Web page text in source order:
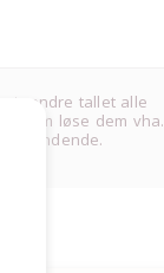
at ændre tallet alle
dem løse dem vha.
spændende.